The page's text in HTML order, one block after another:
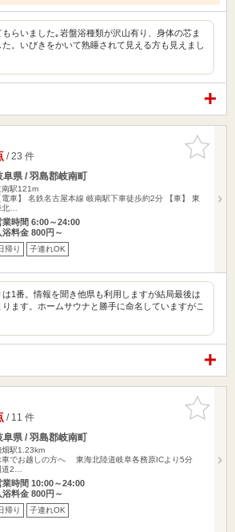
らいました｡岩盤浴種類が沢山有り、身体の芯ま
。いびきをかいて熟睡されて見える方も見えまし
お気に入
りに追加
/ 23 件
阜県 / 羽島郡岐南町
南駅121m
電車】 名鉄名古屋本線 岐南駅下車徒歩約2分 【車】 東
北…
業時間 6:00～24:00
浴料金 800円～
帰り 子連れOK
1番。情報を聞き他県も利用しますが結局最後は
ます。ホームサウナと勝手に命名していますがこ
お気に入
りに追加
/ 11 件
阜県 / 羽島郡岐南町
畑駅1.23km
車でお越しの方へ 東海北陸道岐阜各務原ICより5分
道2…
業時間 10:00～24:00
浴料金 800円～
帰り 子連れOK